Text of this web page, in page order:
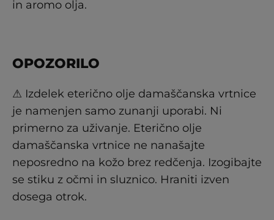
in aromo olja.
OPOZORILO
⚠ Izdelek eterično olje damaščanska vrtnice
je namenjen samo zunanji uporabi. Ni
primerno za uživanje. Eterično olje
damaščanska vrtnice ne nanašajte
neposredno na kožo brez redčenja. Izogibajte
se stiku z očmi in sluznico. Hraniti izven
dosega otrok.